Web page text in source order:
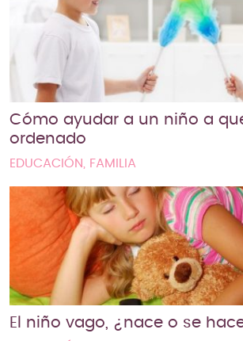
Cómo ayudar a un niño a
ordenado
EDUCACIÓN, FAMILIA
El niño vago, ¿nace o se